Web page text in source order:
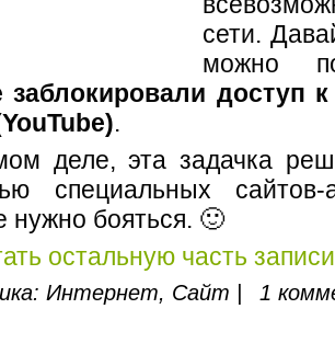
сети.
можно
заблокировали доступ
.
деле, эта задачка
специальных сайтов-
нужно бояться. 🙂
остальную часть
Интернет, Сайт 1